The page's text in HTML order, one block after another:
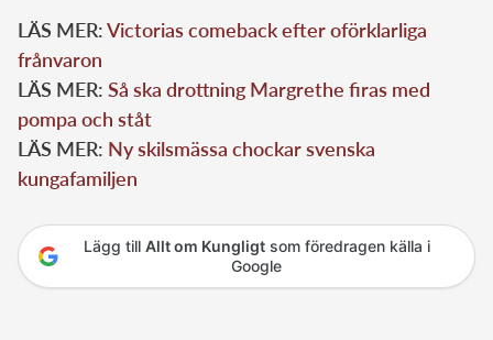
LÄS MER:Victorias comeback efter oförklarliga
frånvaron
LÄS MER: Så ska drottning Margrethe firas med
pompa och ståt
LÄS MER: Ny skilsmässa chockar svenska
kungafamiljen
Lägg till Allt om Kungligtsom föredragen källa i
Google